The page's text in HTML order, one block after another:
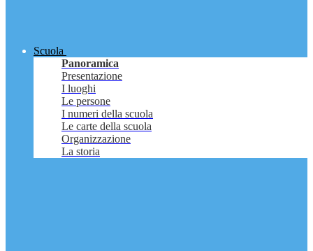
Scuola
Panoramica
Presentazione
I luoghi
Le persone
I numeri della scuola
Le carte della scuola
Organizzazione
La storia